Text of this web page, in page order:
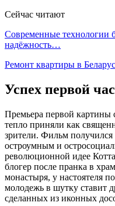
Сейчас читают
Современные технологии
надёжность…
Ремонт квартиры в
Успех первой
Премьера первой картины
тепло приняли как
зрители. Фильм
остроумным и
революционной идее
блогер после пранка в
монастыря, у настоятеля
молодежь в шутку ставит
сделанных из иконных